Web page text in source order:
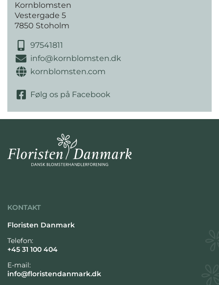
Kornblomsten
Vestergade 5
7850 Stoholm
97541811
info@kornblomsten.dk
kornblomsten.com
Følg os på Facebook
KONTAKT
Floristen Danmark
Telefon:
+45 31 100 404
E-mail:
info@floristendanmark.dk